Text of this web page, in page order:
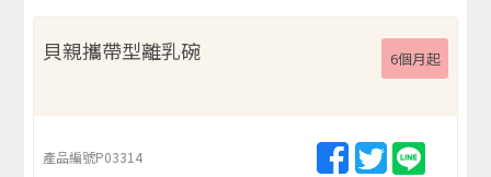
貝親攜帶型離乳碗 6個月起
產品編號P03314